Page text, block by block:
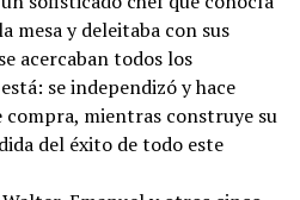
sofisticado chef que conocía
mesa y deleitaba con sus
acercaban todos los
se independizó y hace
compra, mientras construye su
del éxito de todo este